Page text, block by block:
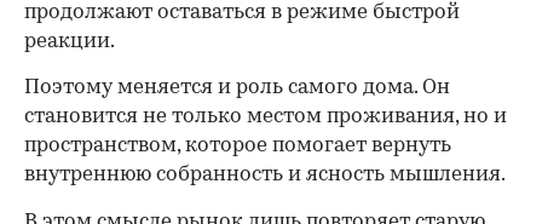
продолжают оставаться в режиме быстрой
реакции.
Поэтому меняется и роль самого дома. Он
становится не только местом проживания, но и
пространством, которое помогает вернуть
внутреннюю собранность и ясность мышления.